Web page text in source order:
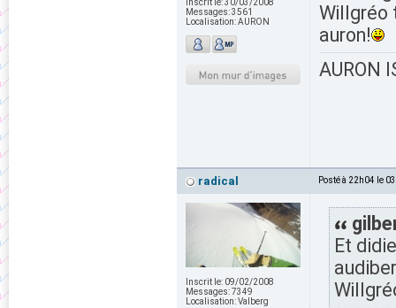
Inscrit le:30/03/2008
Messages:3561
Localisation:AURON
Willgréo
auron!
AURON
radical Posté à 22h04 le
Inscrit le: 09/02/2008
Messages:7349
Localisation:Valberg
Et